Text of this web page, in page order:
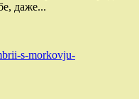
даже...